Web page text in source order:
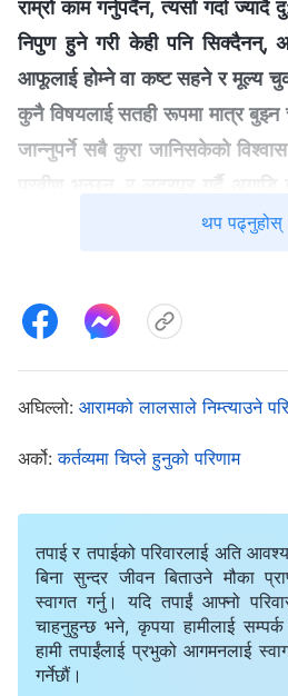
राम्रो काम गर्नुपर्दैन, त्यसो गर्दा
निपुण हुने गरी केही पनि सिक्दैनन्,
आफूलाई होम्‍ने वा कष्ट सहने र मूल्य
कुनै विषयलाई सतही रूपमा मात्र
जान्‍नुपर्ने सबै कुरा जानिसकेको
अरू मानिस, घटना र वस्तुहरूप्रति
फोहोरीपन सबै भ्रष्ट मानवजातिमा
तरिकाले लाग्ने’ दृष्टिकोण र
सिद्धान्तअनुसार कामकुरा गर्न सक्षम
तिनीहरूले अरूलाई सत्यता वा
हुन लगाउनेथिए (भाग दुई))। “कसैले
भिन्‍नता कसरी बताउन सक्छ? खालि
र व्यवहारलाई हेर्, र समस्याहरू
कुन रूपमा लिन्छन् र कस्तो व्यवहार
थप पढ्नुहोस्
अघिल्लो: आरामको लालसाले निम्त्याउने
अर्को:कर्तव्यमा चिप्ले हुनुको परिणाम
तपाई र तपाईको परिवारलाई अति
बिना सुन्दर जीवन बिताउने मौका
स्वागत गर्नु। यदि तपाईं आफ्नो
चाहनुहुन्छ भने, कृपया हामीलाई
हामी तपाईंलाई प्रभुको आगमनलाई
गर्नेछौं।